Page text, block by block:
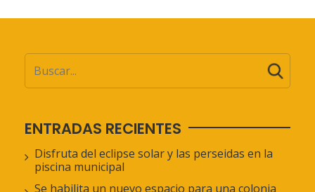
ENTRADAS RECIENTES
Disfruta del eclipse solar y las perseidas en la
piscina municipal
Se habilita un nuevo espacio para una colonia